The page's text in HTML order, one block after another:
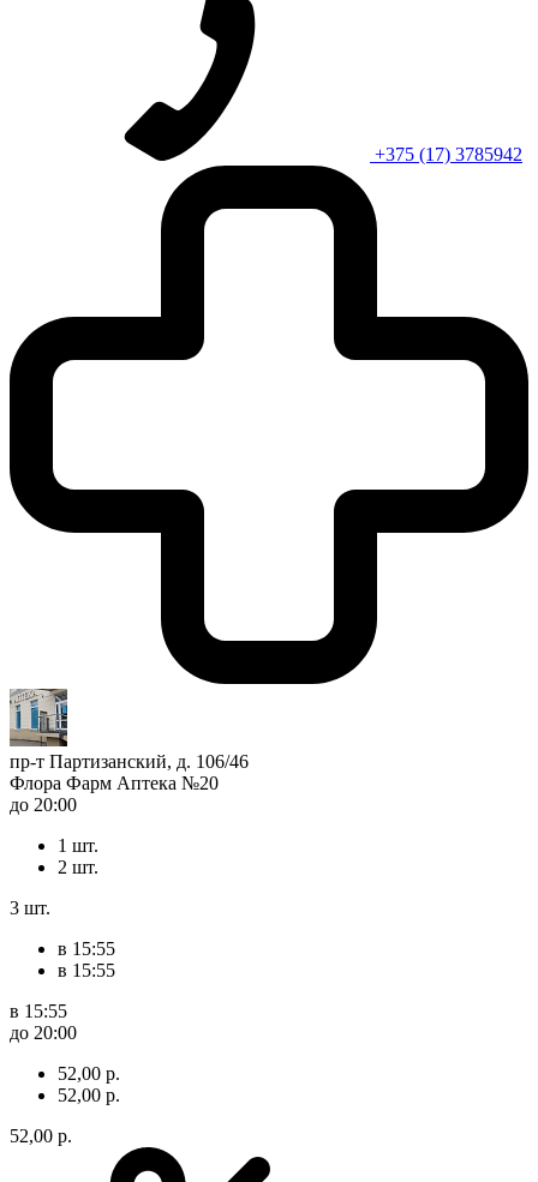
+375 (17) 3785942
пр-т Партизанский, д. 106/46
Флора Фарм Аптека №20
до 20:00
1 шт.
2 шт.
3 шт.
в 15:55
в 15:55
в 15:55
до 20:00
52,00 р.
52,00 р.
52,00 р.